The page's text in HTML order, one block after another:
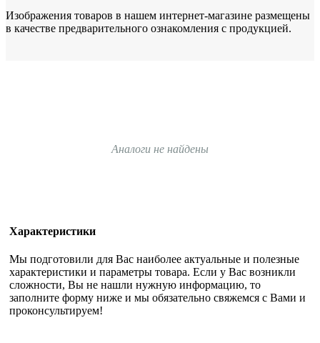
Изображения товаров в нашем интернет-магазине размещены
в качестве предварительного ознакомления с продукцией.
Аналоги не найдены
Характеристики
Мы подготовили для Вас наиболее актуальные и полезные
характеристики и параметры товара. Если у Вас возникли
сложности, Вы не нашли нужную информацию, то
заполните форму ниже и мы обязательно свяжемся с Вами и
проконсультируем!